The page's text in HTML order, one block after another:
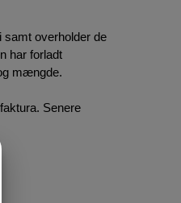
samt overholder de
har forladt
mængde.
Senere